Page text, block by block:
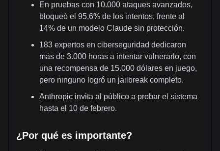
En pruebas con 10.000 ataques avanzados,
bloqueó el 95,6% de los intentos, frente al
14% de un modelo Claude sin protección.
183 expertos en ciberseguridad dedicaron
más de 3.000 horas a intentar vulnerarlo, con
una recompensa de 15.000 dólares en juego,
pero ninguno logró un jailbreak completo.
Anthropic invita al público a probar el sistema
hasta el 10 de febrero.
¿Por qué es importante?